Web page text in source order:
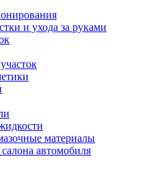
и ухода за руками
материалы
автомобиля